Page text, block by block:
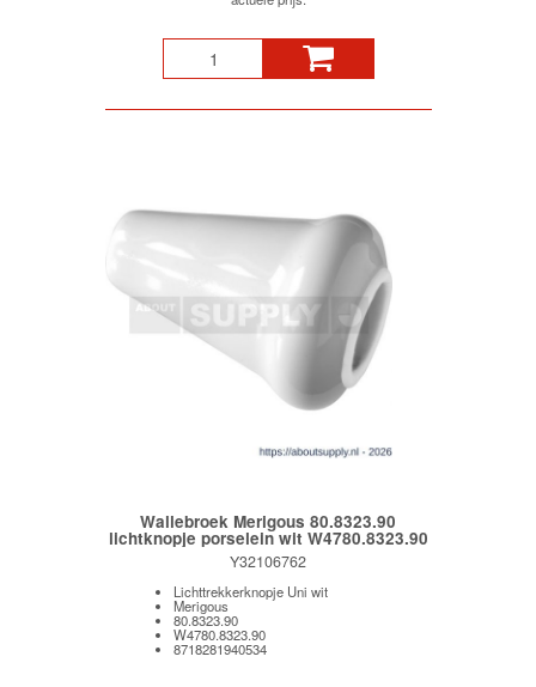
Wallebroek Merigous 80.8323.90
lichtknopje porselein wit W4780.8323.90
Y32106762
Lichttrekkerknopje Uni wit
Merigous
80.8323.90
W4780.8323.90
8718281940534